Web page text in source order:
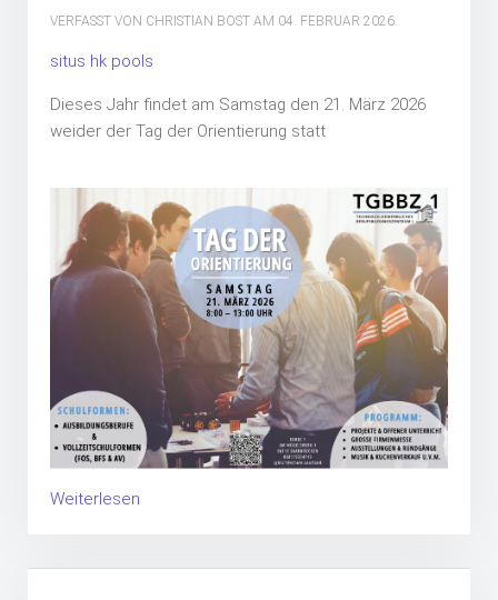
VERFASST VON CHRISTIAN BOST AM 04. FEBRUAR 2026.
situs hk pools
Dieses Jahr findet am Samstag den 21. März 2026
weider der Tag der Orientierung statt
Weiterlesen